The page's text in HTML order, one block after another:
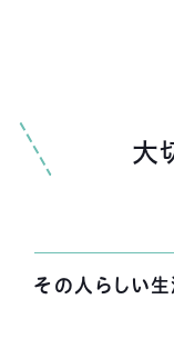
大
その人らしい生